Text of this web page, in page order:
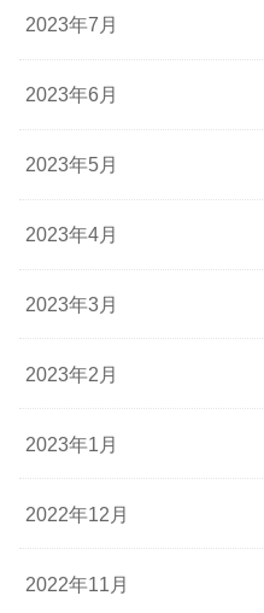
2023年7月
2023年6月
2023年5月
2023年4月
2023年3月
2023年2月
2023年1月
2022年12月
2022年11月